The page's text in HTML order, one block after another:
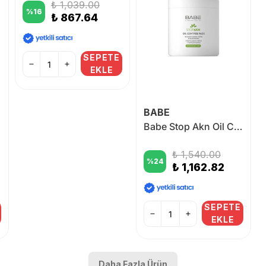
%16
₺ 1,039.00
₺ 867.64
SEPETE
EKLE
BABE
Babe Stop Akn Oil Control 60 Pads
%24
₺ 1,540.00
₺ 1,162.82
SEPETE
EKLE